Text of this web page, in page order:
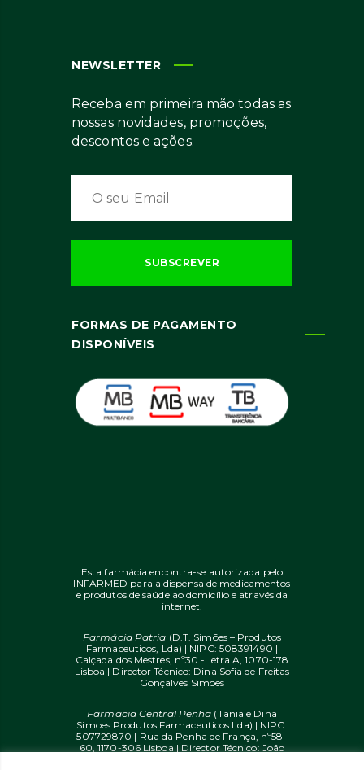
NEWSLETTER
Receba em primeira mão todas as
nossas novidades, promoções,
descontos e ações.
FORMAS DE PAGAMENTO
DISPONÍVEIS
Esta farmácia encontra-se autorizada pelo
INFARMED para a dispensa de medicamentos
e produtos de saúde ao domicílio e através da
internet.
Farmácia Patria (D.T. Simões – Produtos
Farmaceuticos, Lda) | NIPC: 508391490 |
Calçada dos Mestres, nº30 -Letra A, 1070-178
Lisboa | Director Técnico: Dina Sofia de Freitas
Gonçalves Simões
Farmácia Central Penha (Tania e Dina
Simoes Produtos Farmaceuticos Lda) | NIPC:
507729870 | Rua da Penha de França, nº58-
60, 1170-306 Lisboa | Director Técnico: João